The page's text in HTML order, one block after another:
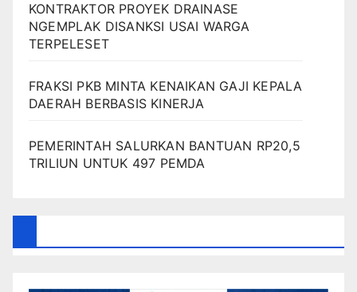
KONTRAKTOR PROYEK DRAINASE
NGEMPLAK DISANKSI USAI WARGA
TERPELESET
FRAKSI PKB MINTA KENAIKAN GAJI KEPALA
DAERAH BERBASIS KINERJA
PEMERINTAH SALURKAN BANTUAN RP20,5
TRILIUN UNTUK 497 PEMDA